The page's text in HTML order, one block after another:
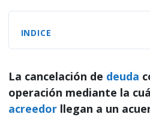
INDICE
La cancelación de deuda
operación mediante la
acreedorllegan a un